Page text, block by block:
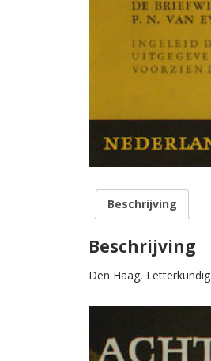
Beschrijving
Beschrijving
Den Haag,